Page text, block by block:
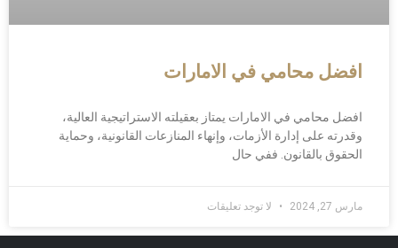
افضل محامي في الامارات
افضل محامي في الامارات يمتاز بعقيلته الاستراتيجية العالية،
وقدرته على إدارة الأزمات، وإنهاء المنازعات القانونية، وحماية
الحقوق بالقانون. ففي حال
مارس 27, 2024 لا توجد تعليقات